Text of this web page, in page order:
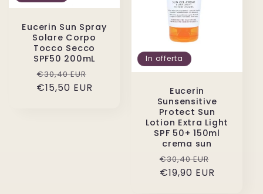
Eucerin Sun Spray
Solare Corpo
Tocco Secco
SPF50 200mL
Prezzo
di
€30,40 EUR
€15,50 EUR
In offerta
Eucerin
Sunsensitive
Protect Sun
Lotion Extra Light
SPF 50+ 150ml
crema sun
Prezzo
di
€30,40 EUR
€19,90 EUR